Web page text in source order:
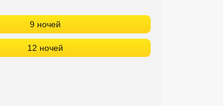
9 ночей
12 ночей